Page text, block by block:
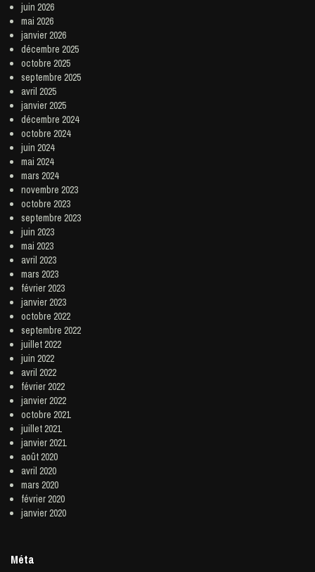
juin 2026
mai 2026
janvier 2026
décembre 2025
octobre 2025
septembre 2025
avril 2025
janvier 2025
décembre 2024
octobre 2024
juin 2024
mai 2024
mars 2024
novembre 2023
octobre 2023
septembre 2023
juin 2023
mai 2023
avril 2023
mars 2023
février 2023
janvier 2023
octobre 2022
septembre 2022
juillet 2022
juin 2022
avril 2022
février 2022
janvier 2022
octobre 2021
juillet 2021
janvier 2021
août 2020
avril 2020
mars 2020
février 2020
janvier 2020
Méta